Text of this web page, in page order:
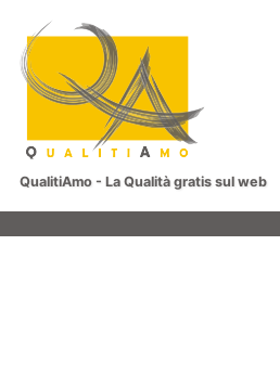
QualitiAmo - La Qualità gratis sul web